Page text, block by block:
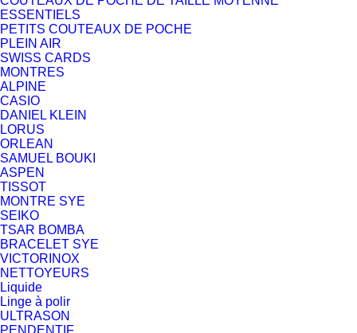
ESSENTIELS
PETITS COUTEAUX DE POCHE
PLEIN AIR
SWISS CARDS
MONTRES
ALPINE
CASIO
DANIEL KLEIN
LORUS
ORLEAN
SAMUEL BOUKI
ASPEN
TISSOT
MONTRE SYE
SEIKO
TSAR BOMBA
BRACELET SYE
VICTORINOX
NETTOYEURS
Liquide
Linge à polir
ULTRASON
PENDENTIF